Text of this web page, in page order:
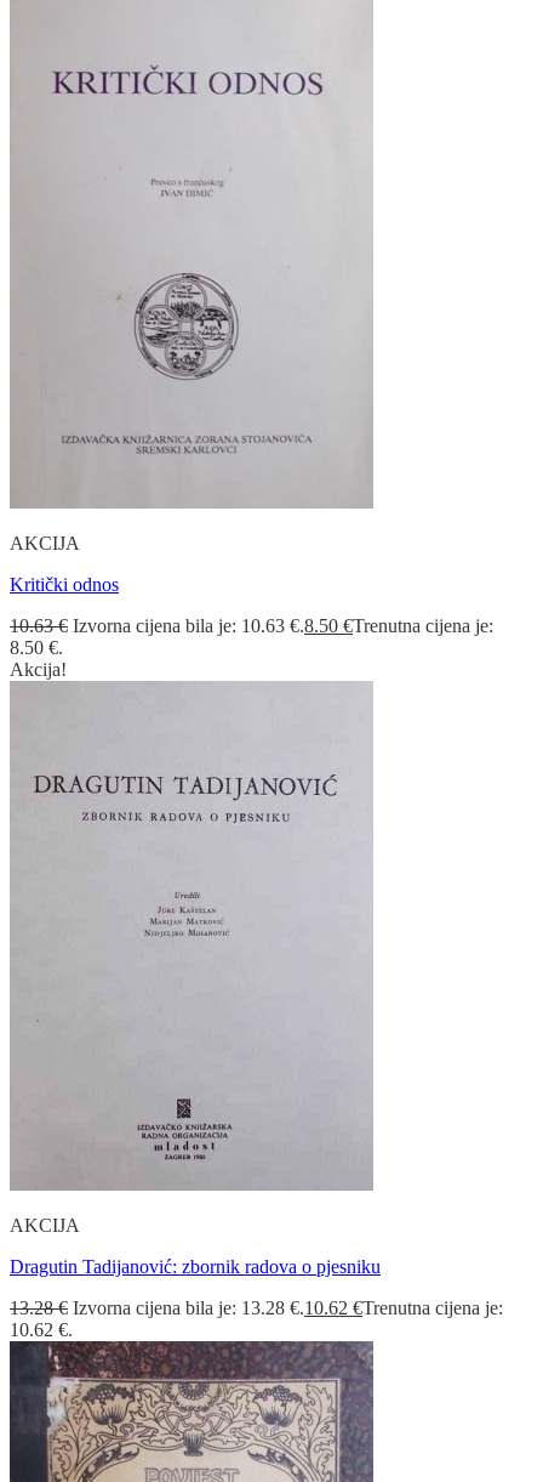
AKCIJA
Kritički odnos
10.63€ Izvorna cijena bila je: 10.63 €.8.50 €Trenutna cijena je:
8.50 €.
Akcija!
AKCIJA
Dragutin Tadijanović: zbornik radova o pjesniku
13.28€ Izvorna cijena bila je: 13.28 €.10.62 €Trenutna cijena je:
10.62 €.